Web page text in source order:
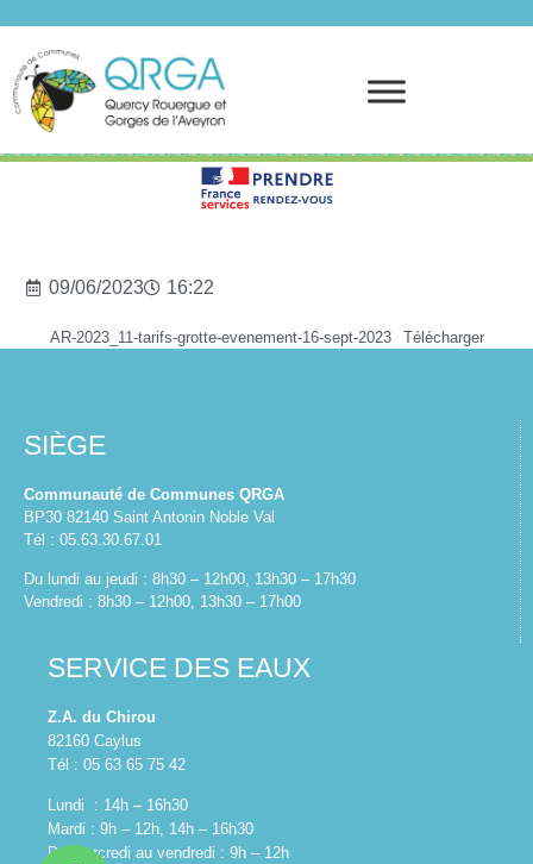
09/06/2023 16:22
AR-2023_11-tarifs-grotte-evenement-16-sept-2023 Télécharger
SIÈGE
Communauté de Communes QRGA
BP30 82140 Saint Antonin Noble Val
Tél : 05.63.30.67.01
Du lundi au jeudi : 8h30 – 12h00, 13h30 – 17h30
Vendredi : 8h30 – 12h00, 13h30 – 17h00
SERVICE DES EAUX
Z.A. du Chirou
82160 Caylus
Tél : 05 63 65 75 42
Lundi : 14h – 16h30
Mardi : 9h – 12h, 14h – 16h30
Du mercredi au vendredi : 9h – 12h